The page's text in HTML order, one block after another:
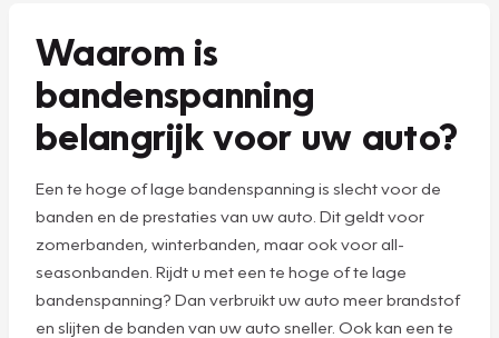
Waarom is
bandenspanning
belangrijk voor uw auto?
Een te hoge of lage bandenspanning is slecht voor de
banden en de prestaties van uw auto. Dit geldt voor
zomerbanden, winterbanden, maar ook voor all-
seasonbanden. Rijdt u met een te hoge of te lage
bandenspanning? Dan verbruikt uw auto meer brandstof
en slijten de banden van uw auto sneller. Ook kan een te